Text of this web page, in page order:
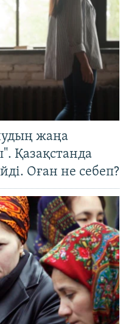
жаңа
Қазақстанда
Оған не себеп?